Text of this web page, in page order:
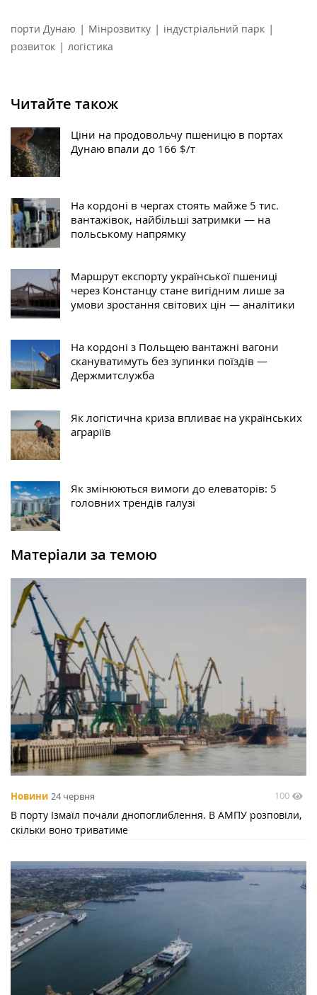
порти Дунаю | Мінрозвитку | індустріальний парк |
розвиток | логістика
Читайте також
Ціни на продовольчу пшеницю в портах
Дунаю впали до 166 $/т
На кордоні в чергах стоять майже 5 тис.
вантажівок, найбільші затримки — на
польському напрямку
Маршрут експорту української пшениці
через Констанцу стане вигідним лише за
умови зростання світових цін — аналітики
На кордоні з Польщею вантажні вагони
скануватимуть без зупинки поїздів —
Держмитслужба
Як логістична криза впливає на українських
аграріїв
Як змінюються вимоги до елеваторів: 5
головних трендів галузі
Матеріали за темою
Новини 24 червня 100
В порту Ізмаїл почали днопоглиблення. В АМПУ розповіли,
скільки воно триватиме